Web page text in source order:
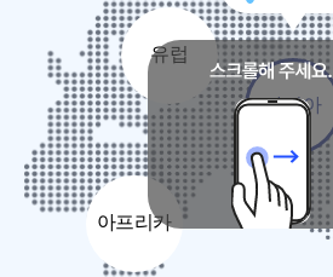
아프리카
유럽
아시아